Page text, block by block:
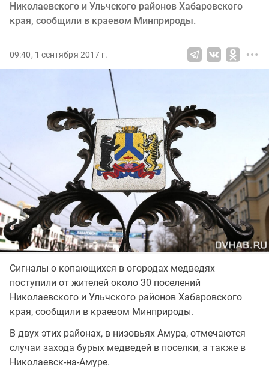
Николаевского и Ульчского районов Хабаровского
края, сообщили в краевом Минприроды.
09:40, 1 сентября 2017 г.
Сигналы о копающихся в огородах медведях
поступили от жителей около 30 поселений
Николаевского и Ульчского районов Хабаровского
края, сообщили в краевом Минприроды.
В двух этих районах, в низовьях Амура, отмечаются
случаи захода бурых медведей в поселки, а также в
Николаевск-на-Амуре.